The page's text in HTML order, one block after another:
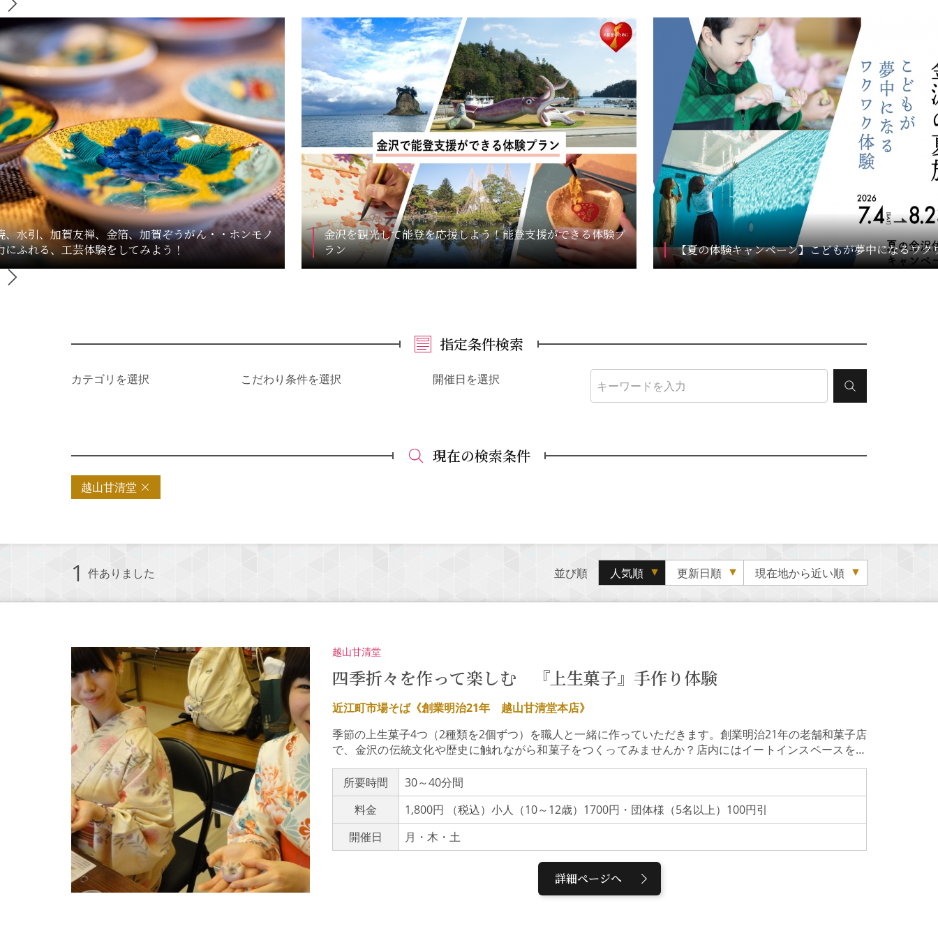
、水引、加賀友禅、金箔、加賀ぞうがん・・ホンモノ
にふれる、工芸体験をしてみよう！
金沢を観光して能登を応援しよう！能登支援ができる体験プ
ラン
【夏の体験キャンペーン】こどもが夢中になるワク
指定条件検索
カテゴリを選択 こだわり条件を選択 開催日を選択
現在の検索条件
越山甘清堂
1 件ありました 並び順 人気順 更新日順 現在地から近い順
四季折々を作って楽しむ 『上生菓子』手作り体験
越山甘清堂
近江町市場そば《創業明治21年 越山甘清堂本店》
季節の上生菓子4つ（2種類を2個ずつ）を職人と一緒に作っていただきます。創業明治21年の老舗和菓子店
で、金沢の伝統文化や歴史に触れながら和菓子をつくってみませんか？店内にはイートインスペースをご
用意しておりますので、出来たてのお菓子をすぐにお召し上がりいただけます。 店内には金沢を代表する
銘菓を取り揃えております。カステラ生地に創作餡（黒糖餡、伊予柑餡）を巻き上げた三角の焼き菓子
「金城巻」（画像参照）や、加賀れんこんを練りこんだ羽二重餅「羽二重加賀れんこん餅」など、金沢の
代表銘菓を取り揃えております。旅の思い出に、大切な方へご贈答用に、ぜひご利用ください。当店で
は、新型コロナウィルス感染症対策として・アルコールによる手指の消毒・お受付時の検温・ソーシャル
ディスタンスの確保をお客様へお願いしております。また、室内は定期的に喚起を実施しております。お
所要時間
30～40分間
料金
1,800円 （税込）小人（10～12歳）1700円・団体様（5名以上）100円引
開催日
月・木・土
詳細ページへ